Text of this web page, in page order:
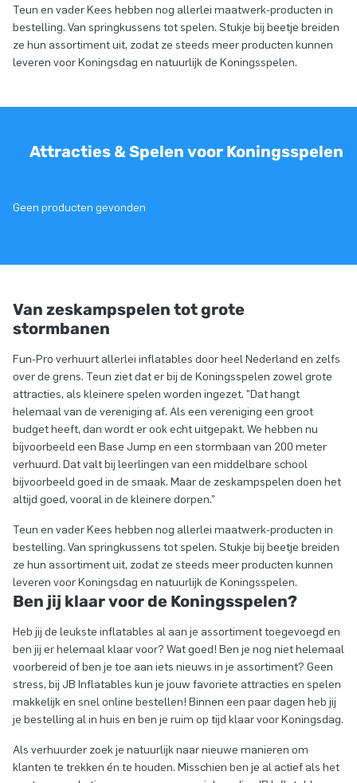
Teun en vader Kees hebben nog allerlei maatwerk-producten in
bestelling. Van springkussens tot spelen. Stukje bij beetje breiden
ze hun assortiment uit, zodat ze steeds meer producten kunnen
leveren voor Koningsdag en natuurlijk de Koningsspelen.
Attracties & Spelen voor Koningsspelen
Geen producten gevonden
Van zeskampspelen tot grote
stormbanen
Fun-Pro verhuurt allerlei inflatables door heel Nederland en zelfs
over de grens. Teun ziet dat er bij de Koningsspelen zowel grote
attracties, als kleinere spelen worden ingezet. "Dat hangt
helemaal van de vereniging af. Als een vereniging een groot
budget heeft, dan wordt er ook echt uitgepakt. We hebben nu
bijvoorbeeld een Base Jump en een stormbaan van 200 meter
verhuurd. Dat valt bij leerlingen van een middelbare school
bijvoorbeeld goed in de smaak. Maar de zeskampspelen doen het
altijd goed, vooral in de kleinere dorpen.”
Teun en vader Kees hebben nog allerlei maatwerk-producten in
bestelling. Van springkussens tot spelen. Stukje bij beetje breiden
ze hun assortiment uit, zodat ze steeds meer producten kunnen
leveren voor Koningsdag en natuurlijk de Koningsspelen.
Ben jij klaar voor de Koningsspelen?
Heb jij de leukste inflatables al aan je assortiment toegevoegd en
ben jij er helemaal klaar voor? Wat goed! Ben je nog niet helemaal
voorbereid of ben je toe aan iets nieuws in je assortiment? Geen
stress, bij JB Inflatables kun je jouw favoriete attracties en spelen
makkelijk en snel online bestellen! Binnen een paar dagen heb jij
je bestelling al in huis en ben je ruim op tijd klaar voor Koningsdag.
Als verhuurder zoek je natuurlijk naar nieuwe manieren om
klanten te trekken én te houden. Misschien ben je al actief als het